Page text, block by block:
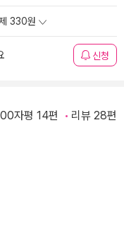
330원
신청
자평 14편 리뷰 28편